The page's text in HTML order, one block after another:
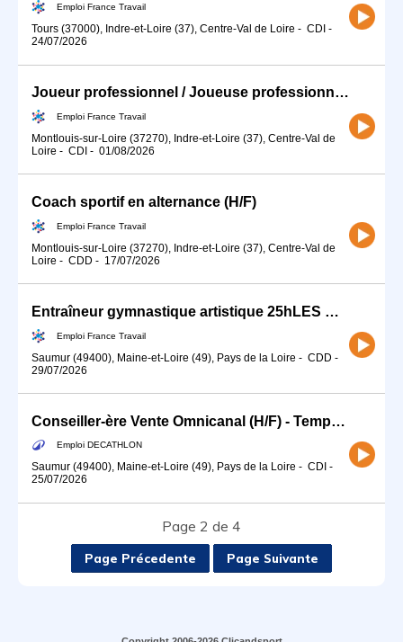
Emploi France Travail
Tours (37000), Indre-et-Loire (37), Centre-Val de Loire - CDI -
24/07/2026
Joueur professionnel / Joueuse professionnelle de volley-ball (H/F)
Emploi France Travail
Montlouis-sur-Loire (37270), Indre-et-Loire (37), Centre-Val de
Loire - CDI - 01/08/2026
Coach sportif en alternance (H/F)
Emploi France Travail
Montlouis-sur-Loire (37270), Indre-et-Loire (37), Centre-Val de
Loire - CDD - 17/07/2026
Entraîneur gymnastique artistique 25hLES MISSIONS - Encadrement d (H/F)
Emploi France Travail
Saumur (49400), Maine-et-Loire (49), Pays de la Loire - CDD -
29/07/2026
Conseiller-ère Vente Omnicanal (H/F) - Temps partiel
Emploi DECATHLON
Saumur (49400), Maine-et-Loire (49), Pays de la Loire - CDI -
25/07/2026
Page 2 de 4
Page Précedente Page Suivante